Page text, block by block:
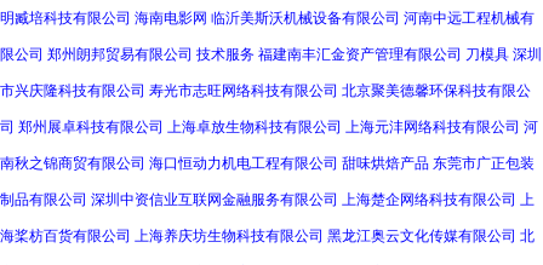
明臧培科技有限公司 海南电影网 临沂美斯沃机械设备有限公司 河南中远工程机械有
限公司 郑州朗邦贸易有限公司 技术服务 福建南丰汇金资产管理有限公司 刀模具 深圳
市兴庆隆科技有限公司 寿光市志旺网络科技有限公司 北京聚美德馨环保科技有限公
司 郑州展卓科技有限公司 上海卓放生物科技有限公司 上海元沣网络科技有限公司 河
南秋之锦商贸有限公司 海口恒动力机电工程有限公司 甜味烘焙产品 东莞市广正包装
制品有限公司 深圳中资信业互联网金融服务有限公司 上海楚企网络科技有限公司 上
海桨枋百货有限公司 上海养庆坊生物科技有限公司 黑龙江奥云文化传媒有限公司 北